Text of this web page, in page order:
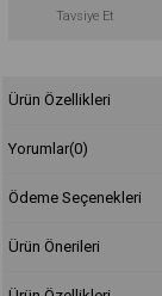
Tavsiye Et
Ürün Özellikleri
Yorumlar(0)
Ödeme Seçenekleri
Ürün Önerileri